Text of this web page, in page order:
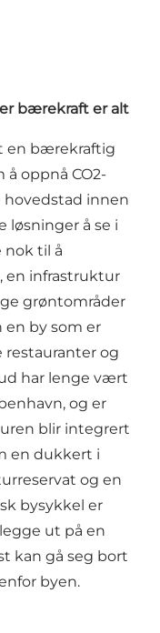
bærekraft er alt
en bærekraftig
å oppnå CO2-
hovedstad innen
løsninger å se i
nok til å
en infrastruktur
grøntområder
en by som er
restauranter og
har lenge vært
og er
blir integrert
en dukkert i
og en
bysykkel er
ut på en
kan gå seg bort
byen.